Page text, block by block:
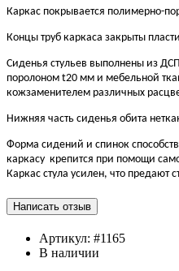
Каркас покрывается полимерно-
Концы труб каркаса закрыты
Сиденья стульев выполнены из
поролоном t20 мм и мебельной
кожзаменителем различных
Нижняя часть сиденья обита
Форма сидений и спинок
каркасу крепится при помощи
Каркас стула усилен, что предают
Артикул: #1165
В наличии